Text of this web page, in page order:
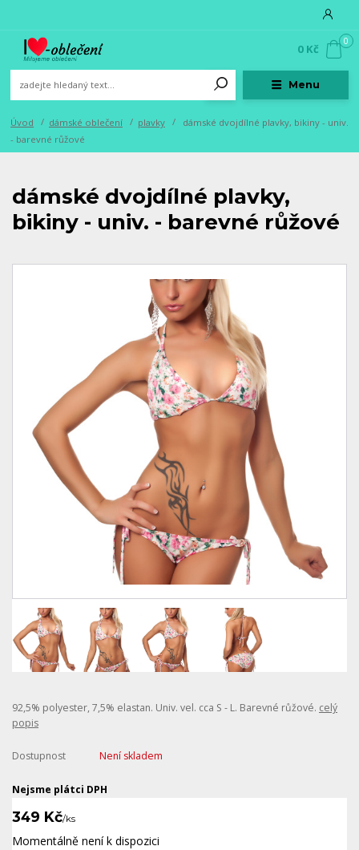
Menu
0
0 Kč
Úvod dámské oblečení plavky
dámské dvojdílné plavky, bikiny - univ.
- barevné růžové
dámské dvojdílné plavky,
bikiny - univ. - barevné růžové
92,5% polyester, 7,5% elastan. Univ. vel. cca S - L. Barevné růžové. celý
popis
Dostupnost Není skladem
Nejsme plátci DPH
349 Kč/ks
Momentálně není k dispozici